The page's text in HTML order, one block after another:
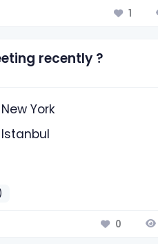
1
recently ?
New York
Istanbul
0